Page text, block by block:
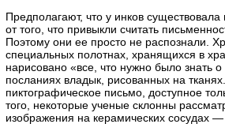
Предполагают, что у инков
от того, что привыкли считать
Поэтому они ее просто не распознали.
специальных полотнах, хранящихся в
нарисовано «все, что нужно было знать
посланиях владык, рисованных на
пиктографическое письмо, доступное
того, некоторые ученые склонны
изображения на керамических сосудах